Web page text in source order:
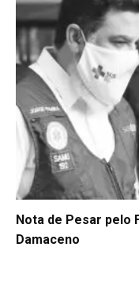
Nota de Pesar pelo
Damaceno